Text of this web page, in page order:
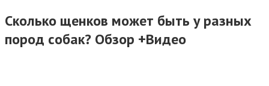
Сколько щенков может быть у разных
пород собак? Обзор +Видео